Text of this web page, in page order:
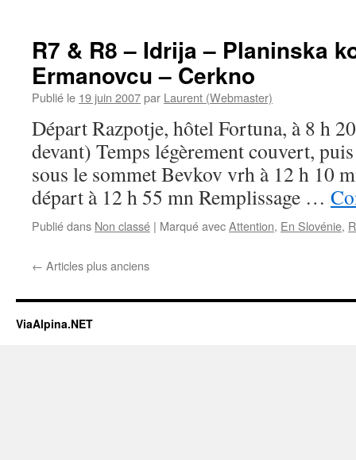
R7 & R8 – Idrija – Planinska
Ermanovcu – Cerkno
Publié le 19 juin 2007par Laurent (Webmaster)
Départ Razpotje, hôtel Fortuna, à 8 h
devant) Temps légèrement couvert,
sous le sommet Bevkov vrh à 12 h 10
départ à 12 h 55 mn Remplissage …
Publié dans Non classé | Marqué avecAttention, En Slovénie,
← Articles plus anciens
ViaAlpina.NET